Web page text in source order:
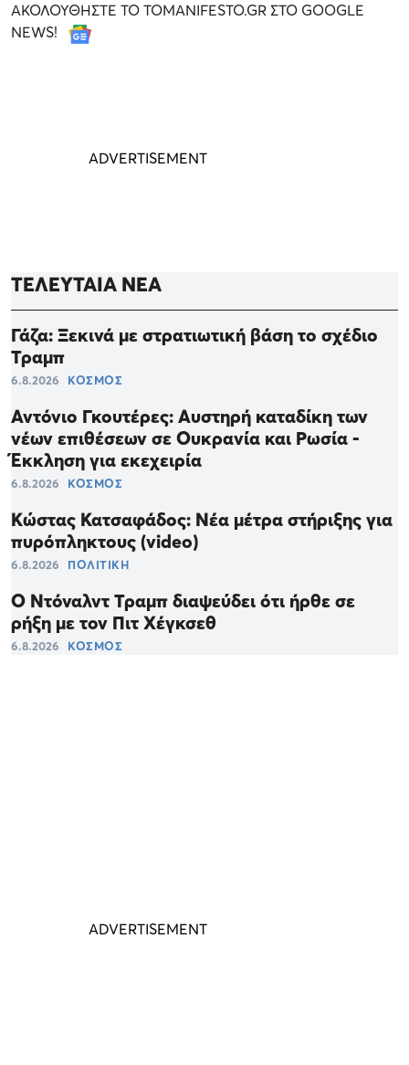
ΑΚΟΛΟΥΘΗΣΤΕ ΤΟ TOMANIFESTO.GR ΣΤΟ GOOGLE
NEWS!
ΤΕΛΕΥΤΑΙΑ ΝΕΑ
Γάζα: Ξεκινά με στρατιωτική βάση το σχέδιο
Τραμπ
6.8.2026 ΚΟΣΜΟΣ
Αντόνιο Γκουτέρες: Αυστηρή καταδίκη των
νέων επιθέσεων σε Ουκρανία και Ρωσία -
Έκκληση για εκεχειρία
6.8.2026 ΚΟΣΜΟΣ
Κώστας Κατσαφάδος: Νέα μέτρα στήριξης για
πυρόπληκτους (video)
6.8.2026 ΠΟΛΙΤΙΚΗ
Ο Ντόναλντ Τραμπ διαψεύδει ότι ήρθε σε
ρήξη με τον Πιτ Χέγκσεθ
6.8.2026 ΚΟΣΜΟΣ